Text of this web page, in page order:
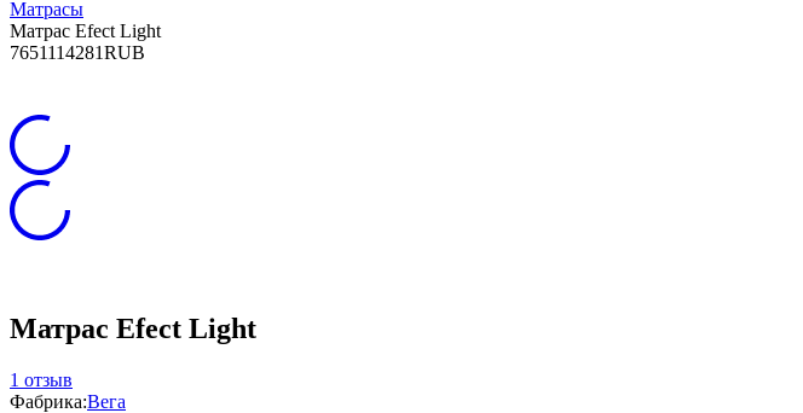
Матрасы
Матрас Efect Light
7651114281RUB
Матрас Efect Light
1 отзыв
Фабрика:Вега